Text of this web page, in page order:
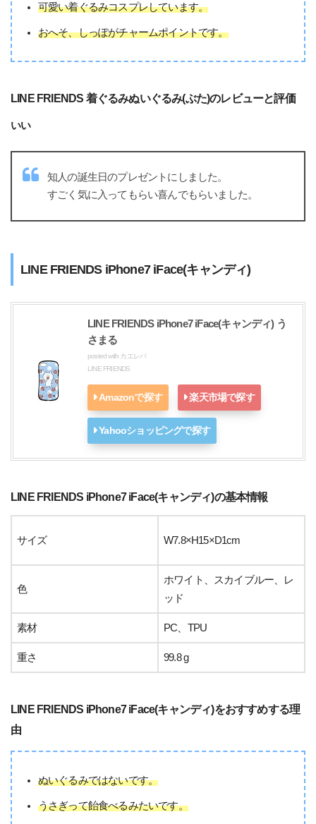
可愛い着ぐるみコスプレしています。
おへそ、しっぽがチャームポイントです。
LINE FRIENDS 着ぐるみぬいぐるみ(ぶた)のレビューと評価
いい
知人の誕生日のプレゼントにしました。
すごく気に入ってもらい喜んでもらいました。
LINE FRIENDS iPhone7 iFace(キャンディ)
LINE FRIENDS iPhone7 iFace(キャンディ) う
さまる
posted with カエレバ
LINE FRIENDS
Amazonで探す 楽天市場で探す
Yahooショッピングで探す
LINE FRIENDS iPhone7 iFace(キャンディ)の基本情報
サイズ W7.8×H15×D1cm
色
ホワイト、スカイブルー、レ
ッド
素材 PC、TPU
重さ 99.8 g
LINE FRIENDS iPhone7 iFace(キャンディ)をおすすめする理
由
ぬいぐるみではないです。
うさぎって飴食べるみたいです。